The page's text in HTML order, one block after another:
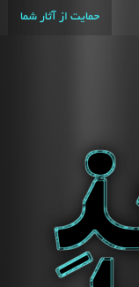
حمایت از آثار شما